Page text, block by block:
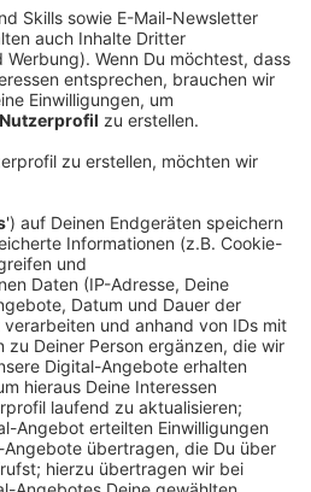
im Namen der Stadt
17.01.2024 16:03
selbst in sozialen
Stadt verurteilt das vor allem
erstens nicht autorisiert
Stadt Leverkusen offizielle
zweitens habe Beisicht die
deren Wissen für
Um sein Verhalten
die Stadt deshalb zur